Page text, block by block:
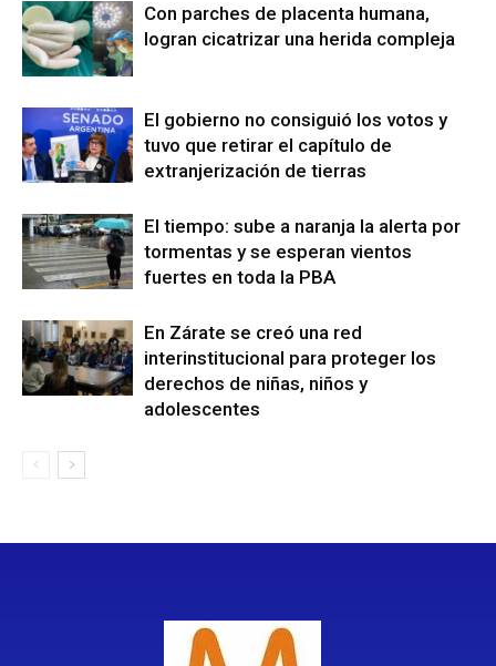
Con parches de placenta humana,
logran cicatrizar una herida compleja
El gobierno no consiguió los votos y
tuvo que retirar el capítulo de
extranjerización de tierras
El tiempo: sube a naranja la alerta por
tormentas y se esperan vientos
fuertes en toda la PBA
En Zárate se creó una red
interinstitucional para proteger los
derechos de niñas, niños y
adolescentes